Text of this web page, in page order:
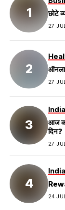
छोटे
27
27
India
आज
दिन?
27
India
24